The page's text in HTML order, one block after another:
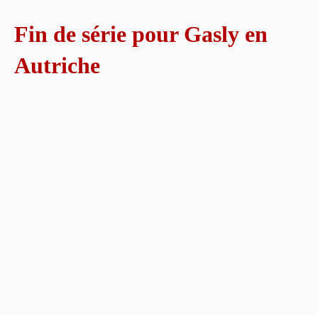
Fin de série pour Gasly en
Autriche